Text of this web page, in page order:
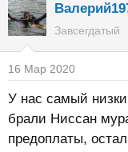
Завсегдатый
16 Мар 2020
У нас самый
брали Ниссан
предоплаты,